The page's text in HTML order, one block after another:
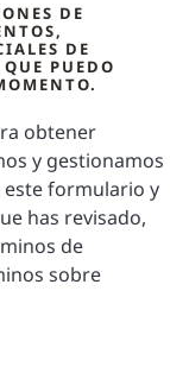
DE
DE
PUEDO
obtener
y gestionamos
formulario y
has revisado,
de
sobre